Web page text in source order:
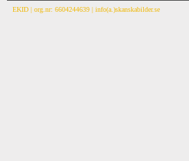
EKID | org.nr: 6604244639 | info(a.)skanskabilder.se